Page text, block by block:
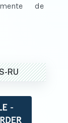
de
RU